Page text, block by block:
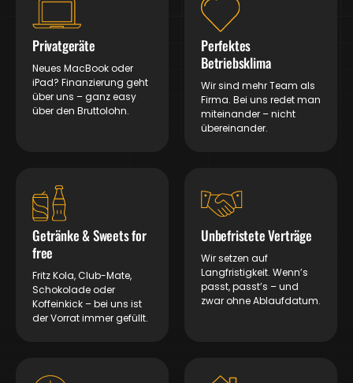
Privatgeräte
Neues MacBook oder
iPad? Finanzierung geht
über uns – ganz easy
über den Bruttolohn.
Perfektes
Betriebsklima
Wir sind mehr Team als
Firma. Bei uns redet man
miteinander – nicht
übereinander.
Getränke & Sweets for
free
Fritz Kola, Club-Mate,
Schokolade oder
Koffeinkick – bei uns ist
der Vorrat immer gefüllt.
Unbefristete Verträge
Wir setzen auf
Langfristigkeit. Wenn’s
passt, passt’s – und
zwar ohne Ablaufdatum.